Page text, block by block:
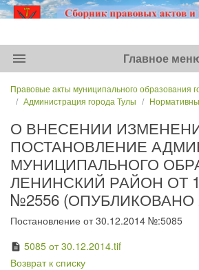
menu Главное
Правовые акты муниципального образования
Администрация города Тулы
О ВНЕСЕНИИ
ПОСТАНОВЛЕНИЕ
МУНИЦИПАЛЬНОГО
ЛЕНИНСКИЙ РАЙОН ОТ
№2556 (ОПУБЛИКОВАНО
Постановление от 30.12.2014 №:5085
description 5085 от 30.12.2014.tif
Возврат к списку